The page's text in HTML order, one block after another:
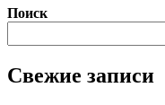
Поиск
Свежие записи